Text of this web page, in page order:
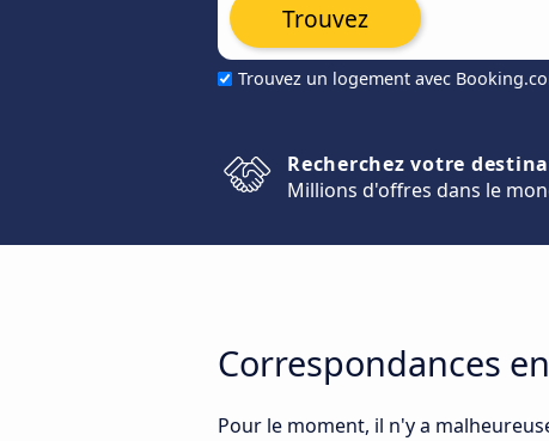
Trouvez un logement avec
Trouvez
Recherchez votre
Millions d'offres dans le
Correspondances
Pour le moment, il n'y a